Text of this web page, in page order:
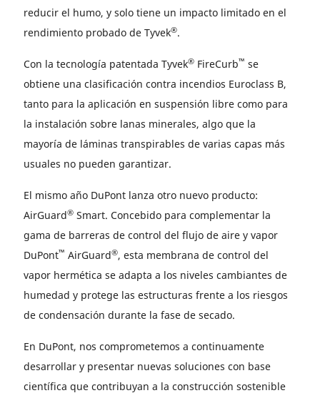
reducir el humo, y solo tiene un impacto limitado en el
rendimiento probado de Tyvek®.
Con la tecnología patentada Tyvek® FireCurb™ se
obtiene una clasificación contra incendios Euroclass B,
tanto para la aplicación en suspensión libre como para
la instalación sobre lanas minerales, algo que la
mayoría de láminas transpirables de varias capas más
usuales no pueden garantizar.
El mismo año DuPont lanza otro nuevo producto:
AirGuard® Smart. Concebido para complementar la
gama de barreras de control del flujo de aire y vapor
DuPont™ AirGuard®, esta membrana de control del
vapor hermética se adapta a los niveles cambiantes de
humedad y protege las estructuras frente a los riesgos
de condensación durante la fase de secado.
En DuPont, nos comprometemos a continuamente
desarrollar y presentar nuevas soluciones con base
científica que contribuyan a la construcción sostenible